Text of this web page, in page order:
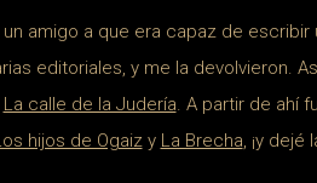
amigo a que era capaz de escribir
editoriales, y me la devolvieron.
La calle de la Judería. A partir de ahí
hijos de Ogaizy La Brecha, ¡y dejé